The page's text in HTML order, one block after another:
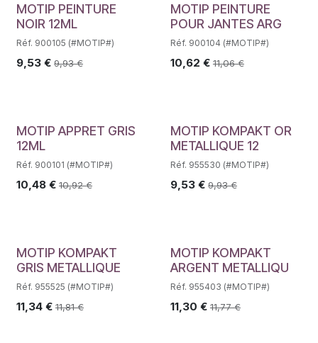
MOTIP PEINTURE
NOIR 12ML
Réf. 900105 (#MOTIP#)
9,53 € 9,93€
MOTIP PEINTURE
POUR JANTES ARG
Réf. 900104 (#MOTIP#)
10,62 € 11,06€
MOTIP APPRET GRIS
12ML
Réf. 900101 (#MOTIP#)
10,48 € 10,92€
MOTIP KOMPAKT OR
METALLIQUE 12
Réf. 955530 (#MOTIP#)
9,53€ 9,93€
MOTIP KOMPAKT
GRIS METALLIQUE
Réf. 955525 (#MOTIP#)
11,34 € 11,81€
MOTIP KOMPAKT
ARGENT METALLIQU
Réf. 955403 (#MOTIP#)
11,30 € 11,77€